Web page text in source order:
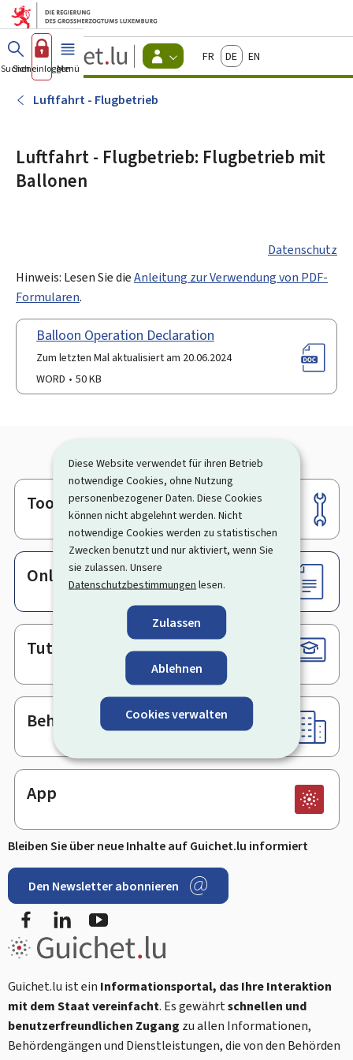
Diese Website verwendet für ihren Betrieb
notwendige Cookies, ohne Nutzung
personenbezogener Daten. Diese Cookies
können nicht abgelehnt werden. Nicht
notwendige Cookies werden zu statistischen
Zwecken benutzt und nur aktiviert, wenn Sie
sie zulassen. Unsere
Datenschutzbestimmungen lesen.
Zulassen
Ablehnen
Cookies verwalten
Zum Hauptmenü
Zum Inhalt
Guichet.lu
Changer
d'espace
FrançaisDeutschEnglish
Suchen
Sich einloggen
Menü Haupt-
Luftfahrt - Flugbetrieb
Luftfahrt - Flugbetrieb: Flugbetrieb mit
Ballonen
Datenschutz
Hinweis: Lesen Sie dieAnleitung zur Verwendung von PDF-
Formularen.
Balloon Operation Declaration
Zum letzten Mal aktualisiert am 20.06.2024
WORD
50 KB
Footer
Tools
Online-Dienste & Formulare
Tutorials
Behörden & sonstige Stellen
App
Bleiben Sie über neue Inhalte auf Guichet.lu informiert
Den Newsletter abonnieren
FacebookLinkedIn
Guichet.lu ist ein Informationsportal, das Ihre Interaktion
mit dem Staat vereinfacht. Es gewährtschnellen und
benutzerfreundlichen Zugang zu allen Informationen,
Behördengängen und Dienstleistungen, die von den Behörden